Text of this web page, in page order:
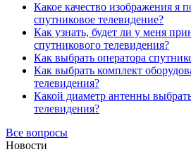
Какое качество изображения я
спутниковое телевидение?
Как узнать, будет ли у меня
спутникового телевидения?
Как выбрать оператора
Как выбрать комплект
телевидения?
Какой диаметр антенны
телевидения?
Все вопросы
Новости